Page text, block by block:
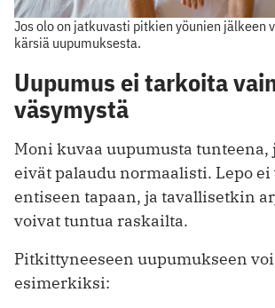
Jos olo on jatkuvasti pitkien yöunien jälkeen
kärsiä uupumuksesta.
Uupumus ei tarkoita
väsymystä
Moni kuvaa uupumusta tunteena,
eivät palaudu normaalisti. Lepo
entiseen tapaan, ja tavallisetkin
voivat tuntua raskailta.
Pitkittyneeseen uupumukseen
esimerkiksi: